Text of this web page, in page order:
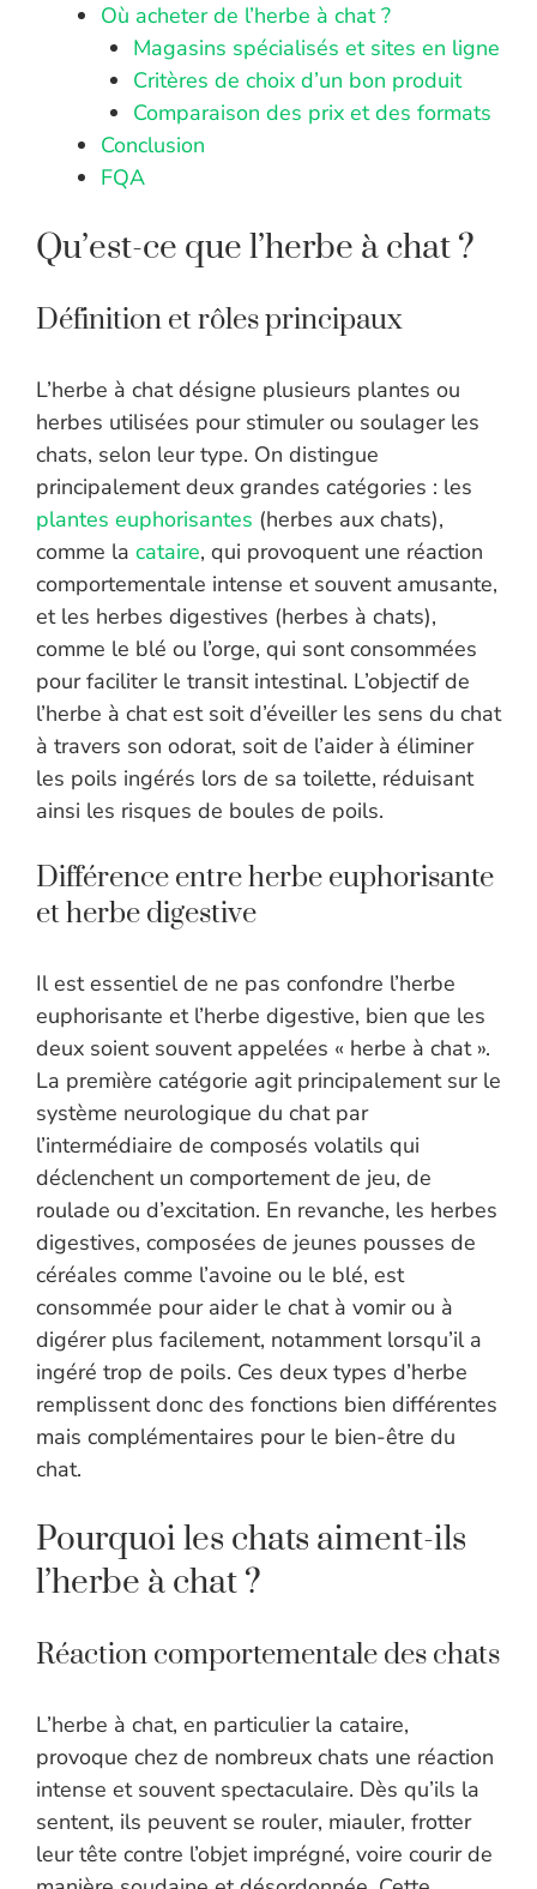
Où acheter de l’herbe à chat ?
Magasins spécialisés et sites en ligne
Critères de choix d’un bon produit
Comparaison des prix et des formats
Conclusion
FQA
Qu’est-ce que l’herbe à chat ?
Définition et rôles principaux
L’herbe à chat désigne plusieurs plantes ou
herbes utilisées pour stimuler ou soulager les
chats, selon leur type. On distingue
principalement deux grandes catégories : les
plantes euphorisantes (herbes aux chats),
comme la cataire, qui provoquent une réaction
comportementale intense et souvent amusante,
et les herbes digestives (herbes à chats),
comme le blé ou l’orge, qui sont consommées
pour faciliter le transit intestinal. L’objectif de
l’herbe à chat est soit d’éveiller les sens du chat
à travers son odorat, soit de l’aider à éliminer
les poils ingérés lors de sa toilette, réduisant
ainsi les risques de boules de poils.
Différence entre herbe euphorisante
et herbe digestive
Il est essentiel de ne pas confondre l’herbe
euphorisante et l’herbe digestive, bien que les
deux soient souvent appelées « herbe à chat ».
La première catégorie agit principalement sur le
système neurologique du chat par
l’intermédiaire de composés volatils qui
déclenchent un comportement de jeu, de
roulade ou d’excitation. En revanche, les herbes
digestives, composées de jeunes pousses de
céréales comme l’avoine ou le blé, est
consommée pour aider le chat à vomir ou à
digérer plus facilement, notamment lorsqu’il a
ingéré trop de poils. Ces deux types d’herbe
remplissent donc des fonctions bien différentes
mais complémentaires pour le bien-être du
chat.
Pourquoi les chats aiment-ils
l’herbe à chat ?
Réaction comportementale des chats
L’herbe à chat, en particulier la cataire,
provoque chez de nombreux chats une réaction
intense et souvent spectaculaire. Dès qu’ils la
sentent, ils peuvent se rouler, miauler, frotter
leur tête contre l’objet imprégné, voire courir de